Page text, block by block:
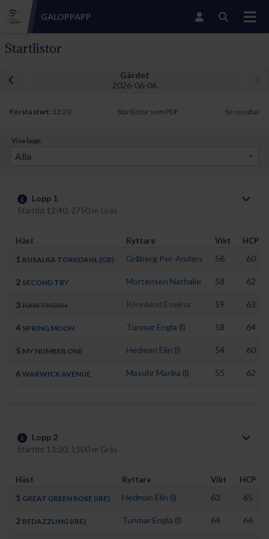
GALOPPAPP
Startlistor
Gärdet
2026-06-06
Första start: 12:20 Startlistor som PDF Se resultat
Visa lopp:
Lopp 1
Starttid 12:40, 2750 m Gräs
Häst Ryttare Vikt HCP
1 RUSALKA TORKDAHL (GB) Gråberg Per-Anders 56 60
2 SECOND TRY Mortensen Nathalie 58 62
3 HAWTHORN Rönnlund Evelina 59 63
4 SPRING MOON Tunmar Engla (l) 58 64
5 MY NUMBER ONE Hedman Elin (l) 54 60
6 WARWICK AVENUE Masuhr Marika (l) 55 62
Lopp 2
Starttid 13:30, 1500 m Gräs
Häst Ryttare Vikt HCP
1 GREAT GREEN ROSE (IRE) Hedman Elin (l) 63 65
2 BEDAZZLING (IRE) Tunmar Engla (l) 64 66